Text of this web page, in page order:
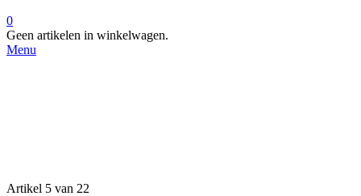
0
Geen artikelen in winkelwagen.
Menu
Artikel 5 van 22